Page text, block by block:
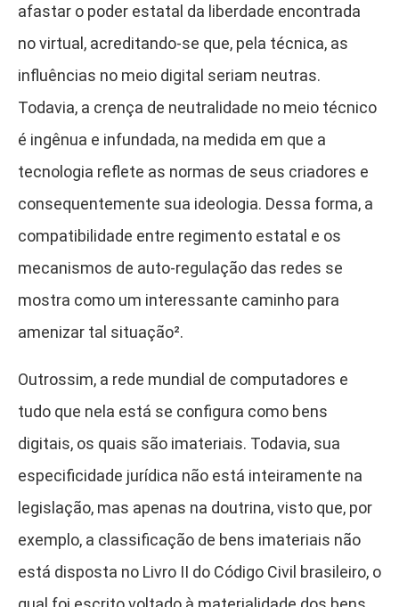
afastar o poder estatal da liberdade encontrada
no virtual, acreditando-se que, pela técnica, as
influências no meio digital seriam neutras.
Todavia, a crença de neutralidade no meio técnico
é ingênua e infundada, na medida em que a
tecnologia reflete as normas de seus criadores e
consequentemente sua ideologia. Dessa forma, a
compatibilidade entre regimento estatal e os
mecanismos de auto-regulação das redes se
mostra como um interessante caminho para
amenizar tal situação².
Outrossim, a rede mundial de computadores e
tudo que nela está se configura como bens
digitais, os quais são imateriais. Todavia, sua
especificidade jurídica não está inteiramente na
legislação, mas apenas na doutrina, visto que, por
exemplo, a classificação de bens imateriais não
está disposta no Livro II do Código Civil brasileiro, o